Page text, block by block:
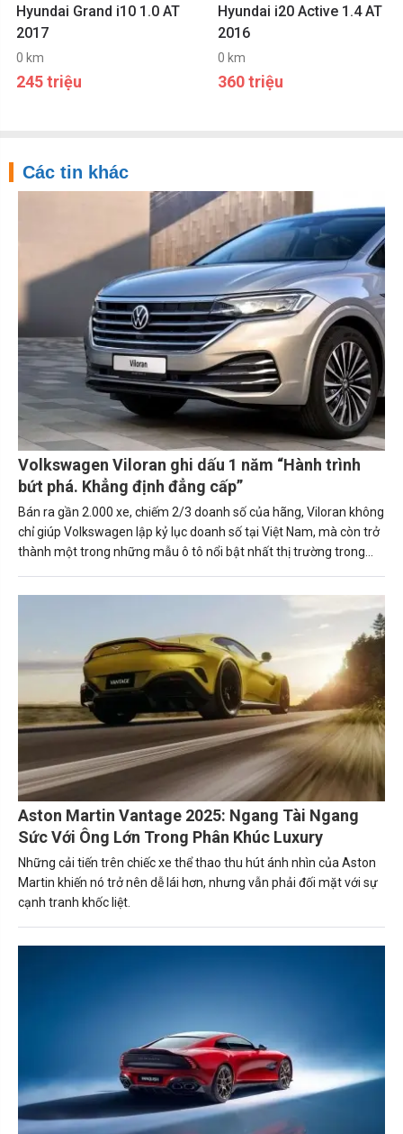
Hyundai Grand i10 1.0 AT
2017
0 km
245 triệu
Hyundai i20 Active 1.4 AT
2016
0 km
360 triệu
Các tin khác
Volkswagen Viloran ghi dấu 1 năm “Hành trình
bứt phá. Khẳng định đẳng cấp”
Bán ra gần 2.000 xe, chiếm 2/3 doanh số của hãng, Viloran không
chỉ giúp Volkswagen lập kỷ lục doanh số tại Việt Nam, mà còn trở
thành một trong những mẫu ô tô nổi bật nhất thị trường trong
Aston Martin Vantage 2025: Ngang Tài Ngang
Sức Với Ông Lớn Trong Phân Khúc Luxury
Những cải tiến trên chiếc xe thể thao thu hút ánh nhìn của Aston
Martin khiến nó trở nên dễ lái hơn, nhưng vẫn phải đối mặt với sự
cạnh tranh khốc liệt.